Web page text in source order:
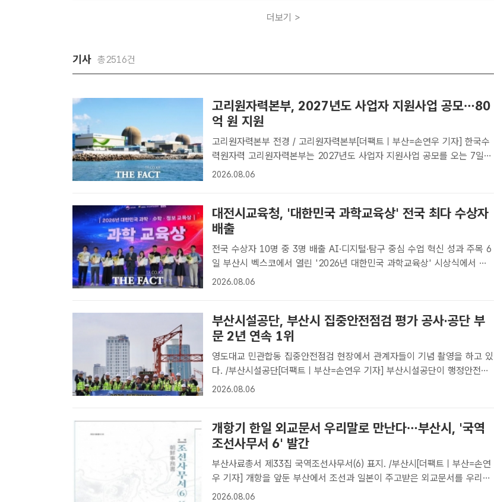
더보기 >
기사 총2516건
고리원자력본부, 2027년도 사업자 지원사업 공모…80
억 원 지원
고리원자력본부 전경 / 고리원자력본부[더팩트ㅣ부산=손연우 기자] 한국수
력원자력 고리원자력본부는 2027년도 사업자 지원사업 공모를 오는 7일부
터 다음 달 7일까지 진행한다고 6일 밝혔다.사업자 지원사업은 발전소 주변
2026.08.06
대전시교육청, '대한민국 과학교육상' 전국 최다 수상자
배출
전국 수상자 10명 중 3명 배출 AI·디지털·탐구 중심 수업 혁신 성과 주목 6
일 부산시 벡스코에서 열린 '2026년 대한민국 과학교육상' 시상식에서 전
국에서 선정된 수상자들이 수상한 후 기념 촬영을 하고 있다. 왼쪽에서 세
2026.08.06
부산시설공단, 부산시 집중안전점검 평가 공사·공단 부
문 2년 연속 1위
영도대교 민관합동 집중안전점검 현장에서 관계자들이 기념 촬영을 하고 있
다. /부산시설공단[더팩트ㅣ부산=손연우 기자] 부산시설공단이 행정안전부
가 실시한 2026년 대한민국 안전 대전환 집중안전점검 부산 지역 추진기관
2026.08.06
개항기 한일 외교문서 우리말로 만난다…부산시, '국역
조선사무서 6' 발간
부산사료총서 제33집 국역조선사무서(6) 표지. /부산시[더팩트ㅣ부산=손연
우 기자] 개항을 앞둔 부산에서 조선과 일본이 주고받은 외교문서를 우리말
로 옮긴 사료집이 발간됐다.부산시는 6일 재부산일본총영사관이 편찬한 조
2026.08.06